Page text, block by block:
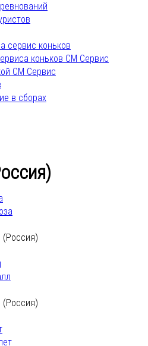
сервис коньков
коньков СМ Сервис
СМ Сервис
в сборах
(Россия)
(Россия)